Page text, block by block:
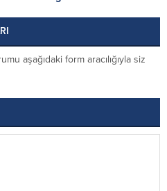
aşağıdaki form aracılığıyla siz